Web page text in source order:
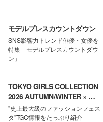
モデルプレスカウントダウン
SNS影響力トレンド俳優・女優を
特集「モデルプレスカウントダウ
ン」
TOKYO GIRLS COLLECTION
2026 AUTUMN/WINTER × モ
デルプレス
"史上最大級のファッションフェス
タ"TGC情報をたっぷり紹介